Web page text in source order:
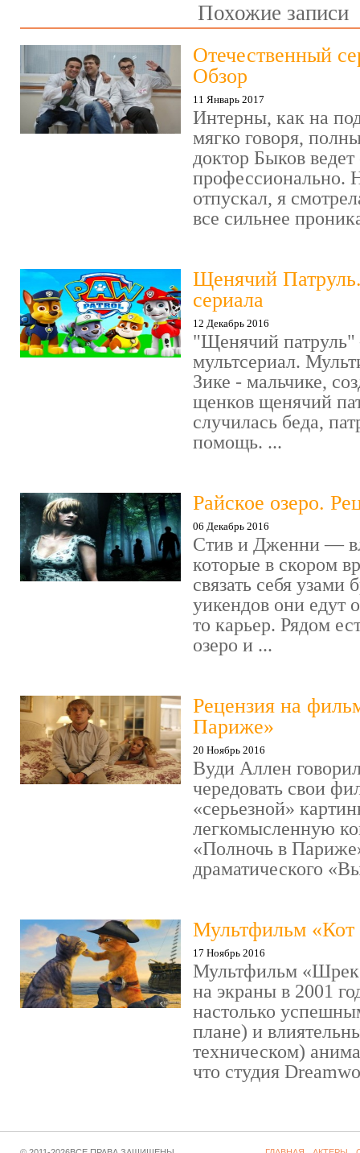
Похожие записи
Отечественный
Обзор
11 Январь 2017
Интерны, как на
мягко говоря,
доктор Быков ведет
профессионально.
отпускал, я
все сильнее
Щенячий
сериала
12 Декабрь 2016
"Щенячий патруль"
мультсериал.
Зике - мальчике,
щенков щенячий
случилась беда,
помощь. ...
Райское озеро.
06 Декабрь 2016
Стив и Дженни —
которые в скором
связать себя узами
уикендов они едут
то карьер. Рядом
озеро и ...
Рецензия на
Париже»
20 Ноябрь 2016
Вуди Аллен
чередовать свои
«серьезной»
легкомысленную
«Полночь в
драматического
Мультфильм «Кот
17 Ноябрь 2016
Мультфильм
на экраны в 2001
настолько
плане) и
техническом)
что студия